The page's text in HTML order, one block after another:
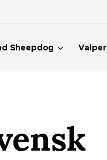
Sheepdog Valper